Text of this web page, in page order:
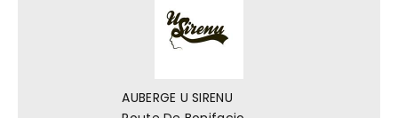
AUBERGE U SIRENU